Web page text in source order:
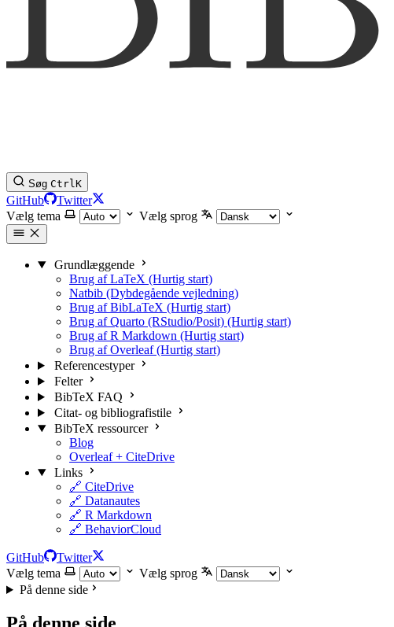
Søg CtrlK
GitHub
Twitter
Vælg tema
Vælg sprog
Grundlæggende
Brug af LaTeX (Hurtig start)
Natbib (Dybdegående vejledning)
Brug af BibLaTeX (Hurtig start)
Brug af Quarto (RStudio/Posit) (Hurtig start)
Brug af R Markdown (Hurtig start)
Brug af Overleaf (Hurtig start)
Referencestyper
Felter
BibTeX FAQ
Citat- og bibliografistile
BibTeX ressourcer
Blog
Overleaf + CiteDrive
Links
🔗 CiteDrive
🔗 Datanautes
🔗 R Markdown
🔗 BehaviorCloud
GitHub
Twitter
Vælg tema
Vælg sprog
På denne side